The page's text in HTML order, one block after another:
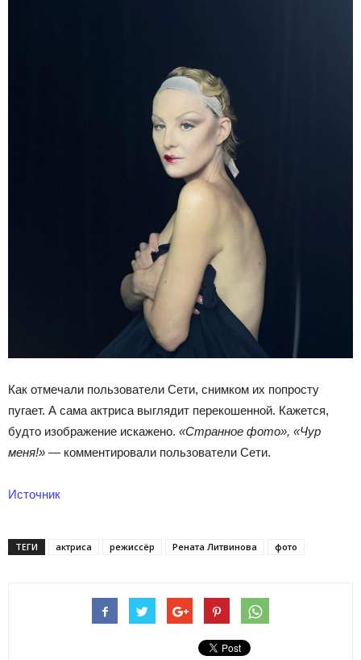
Как отмечали пользователи Сети, снимком их попросту
пугает. А сама актриса выглядит перекошенной. Кажется,
будто изображение искажено. «Странное фото», «Чур
меня!» — комментировали пользователи Сети.
Источник
ТЕГИ актриса режиссёр Рената Литвинова фото